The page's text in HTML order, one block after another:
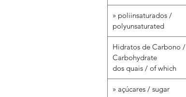
» poliinsaturados /
polyunsaturated
Hidratos de Carbono /
Carbohydrate
dos quais / of which
» açúcares / sugar